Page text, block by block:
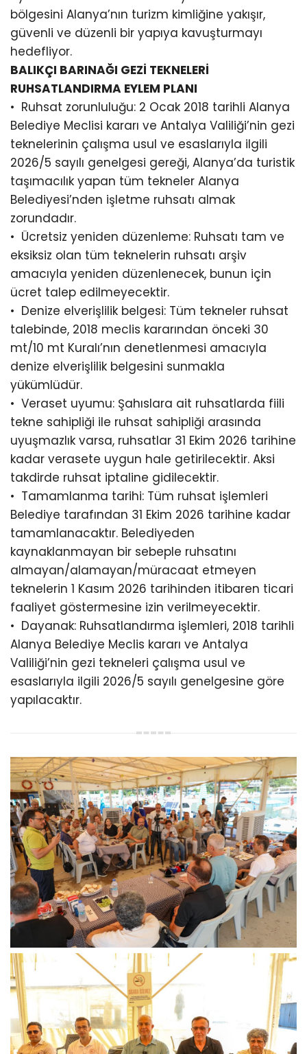
bölgesini Alanya’nın turizm kimliğine yakışır,
güvenli ve düzenli bir yapıya kavuşturmayı
hedefliyor.
BALIKÇI BARINAĞI GEZİ TEKNELERİ
RUHSATLANDIRMA EYLEM PLANI
•⁠ ⁠Ruhsat zorunluluğu: 2 Ocak 2018 tarihli Alanya
Belediye Meclisi kararı ve Antalya Valiliği’nin gezi
teknelerinin çalışma usul ve esaslarıyla ilgili
2026/5 sayılı genelgesi gereği, Alanya’da turistik
taşımacılık yapan tüm tekneler Alanya
Belediyesi’nden işletme ruhsatı almak
zorundadır.
•⁠ ⁠Ücretsiz yeniden düzenleme: Ruhsatı tam ve
eksiksiz olan tüm teknelerin ruhsatı arşiv
amacıyla yeniden düzenlenecek, bunun için
ücret talep edilmeyecektir.
•⁠ ⁠Denize elverişlilik belgesi: Tüm tekneler ruhsat
talebinde, 2018 meclis kararından önceki 30
mt/10 mt Kuralı’nın denetlenmesi amacıyla
denize elverişlilik belgesini sunmakla
yükümlüdür.
•⁠ ⁠Veraset uyumu: Şahıslara ait ruhsatlarda fiili
tekne sahipliği ile ruhsat sahipliği arasında
uyuşmazlık varsa, ruhsatlar 31 Ekim 2026 tarihine
kadar verasete uygun hale getirilecektir. Aksi
takdirde ruhsat iptaline gidilecektir.
•⁠ ⁠Tamamlanma tarihi: Tüm ruhsat işlemleri
Belediye tarafından 31 Ekim 2026 tarihine kadar
tamamlanacaktır. Belediyeden
kaynaklanmayan bir sebeple ruhsatını
almayan/alamayan/müracaat etmeyen
teknelerin 1 Kasım 2026 tarihinden itibaren ticari
faaliyet göstermesine izin verilmeyecektir.
•⁠ ⁠Dayanak: Ruhsatlandırma işlemleri, 2018 tarihli
Alanya Belediye Meclis kararı ve Antalya
Valiliği’nin gezi tekneleri çalışma usul ve
esaslarıyla ilgili 2026/5 sayılı genelgesine göre
yapılacaktır.